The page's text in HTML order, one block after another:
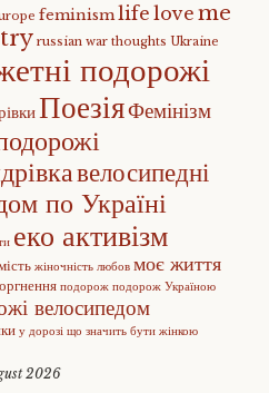
feminismlife love me
russian war thoughts Ukraine
подорожі
ПоезіяФемінізм
велосипедні
по Україні
еко активізм
жіночність любов моє життя
подорож подорож Україною
велосипедом
у дорозі що значить бути жінкою
2026